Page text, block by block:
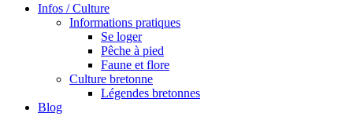
Infos / Culture
Informations pratiques
Se loger
Pêche à pied
Faune et flore
Culture bretonne
Légendes bretonnes
Blog